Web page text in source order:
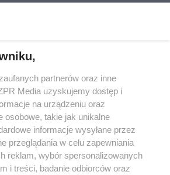
w serwisie nie może być powielany i
rozpowszechniany w jakikolwiek sposób (w
mechaniczny) na jakimkolwiek polu
formie, włącznie z umieszczaniem w
właściciela praw. Jakiekolwiek użycie lub
całości lub w części z naruszeniem prawa,
jest zabronione pod groźbą kary i może być
partnerów oraz inne
Media uzyskujemy dostęp i
na urządzeniu oraz
osobowe, takie jak unikalne
informacje wysyłane przez
przeglądania w celu zapewniania
reklam, wybór spersonalizowanych
i treści, badanie odbiorców oraz